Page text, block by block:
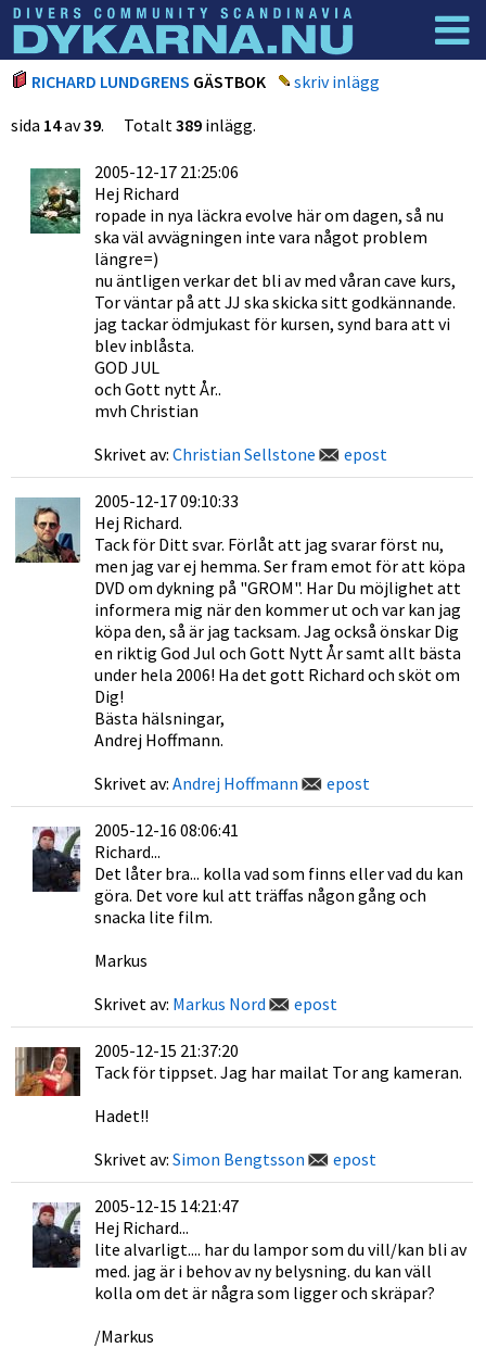
Dyknyheter Logga in
RICHARD LUNDGRENS GÄSTBOK
skriv inlägg
sida 14av39. Totalt389 inlägg.
2005-12-17 21:25:06
Hej Richard
ropade in nya läckra evolve här om dagen, så nu
ska väl avvägningen inte vara något problem
längre=)
nu äntligen verkar det bli av med våran cave kurs,
Tor väntar på att JJ ska skicka sitt godkännande.
jag tackar ödmjukast för kursen, synd bara att vi
blev inblåsta.
GOD JUL
och Gott nytt År..
mvh Christian
Skrivet av: Christian Sellstone epost
2005-12-17 09:10:33
Hej Richard.
Tack för Ditt svar. Förlåt att jag svarar först nu,
men jag var ej hemma. Ser fram emot för att köpa
DVD om dykning på "GROM". Har Du möjlighet att
informera mig när den kommer ut och var kan jag
köpa den, så är jag tacksam. Jag också önskar Dig
en riktig God Jul och Gott Nytt År samt allt bästa
under hela 2006! Ha det gott Richard och sköt om
Dig!
Bästa hälsningar,
Andrej Hoffmann.
Skrivet av: Andrej Hoffmann epost
2005-12-16 08:06:41
Richard...
Det låter bra... kolla vad som finns eller vad du kan
göra. Det vore kul att träffas någon gång och
snacka lite film.
Markus
Skrivet av: Markus Nord epost
2005-12-15 21:37:20
Tack för tippset. Jag har mailat Tor ang kameran.
Hadet!!
Skrivet av: Simon Bengtsson epost
2005-12-15 14:21:47
Hej Richard...
lite alvarligt.... har du lampor som du vill/kan bli av
med. jag är i behov av ny belysning. du kan väll
kolla om det är några som ligger och skräpar?
/Markus